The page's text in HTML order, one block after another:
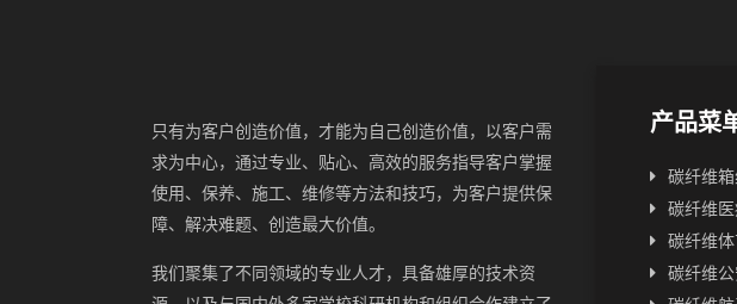
只有为客户创造价值，才能为自己创造价值，以客户需
求为中心，通过专业、贴心、高效的服务指导客户掌握
使用、保养、施工、维修等方法和技巧，为客户提供保
障、解决难题、创造最大价值。
我们聚集了不同领域的专业人才，具备雄厚的技术资
产品菜
碳纤维箱
碳纤维医
碳纤维体
碳纤维公